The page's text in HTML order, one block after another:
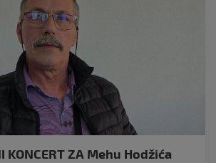
KONCERT ZA Mehu Hodžića